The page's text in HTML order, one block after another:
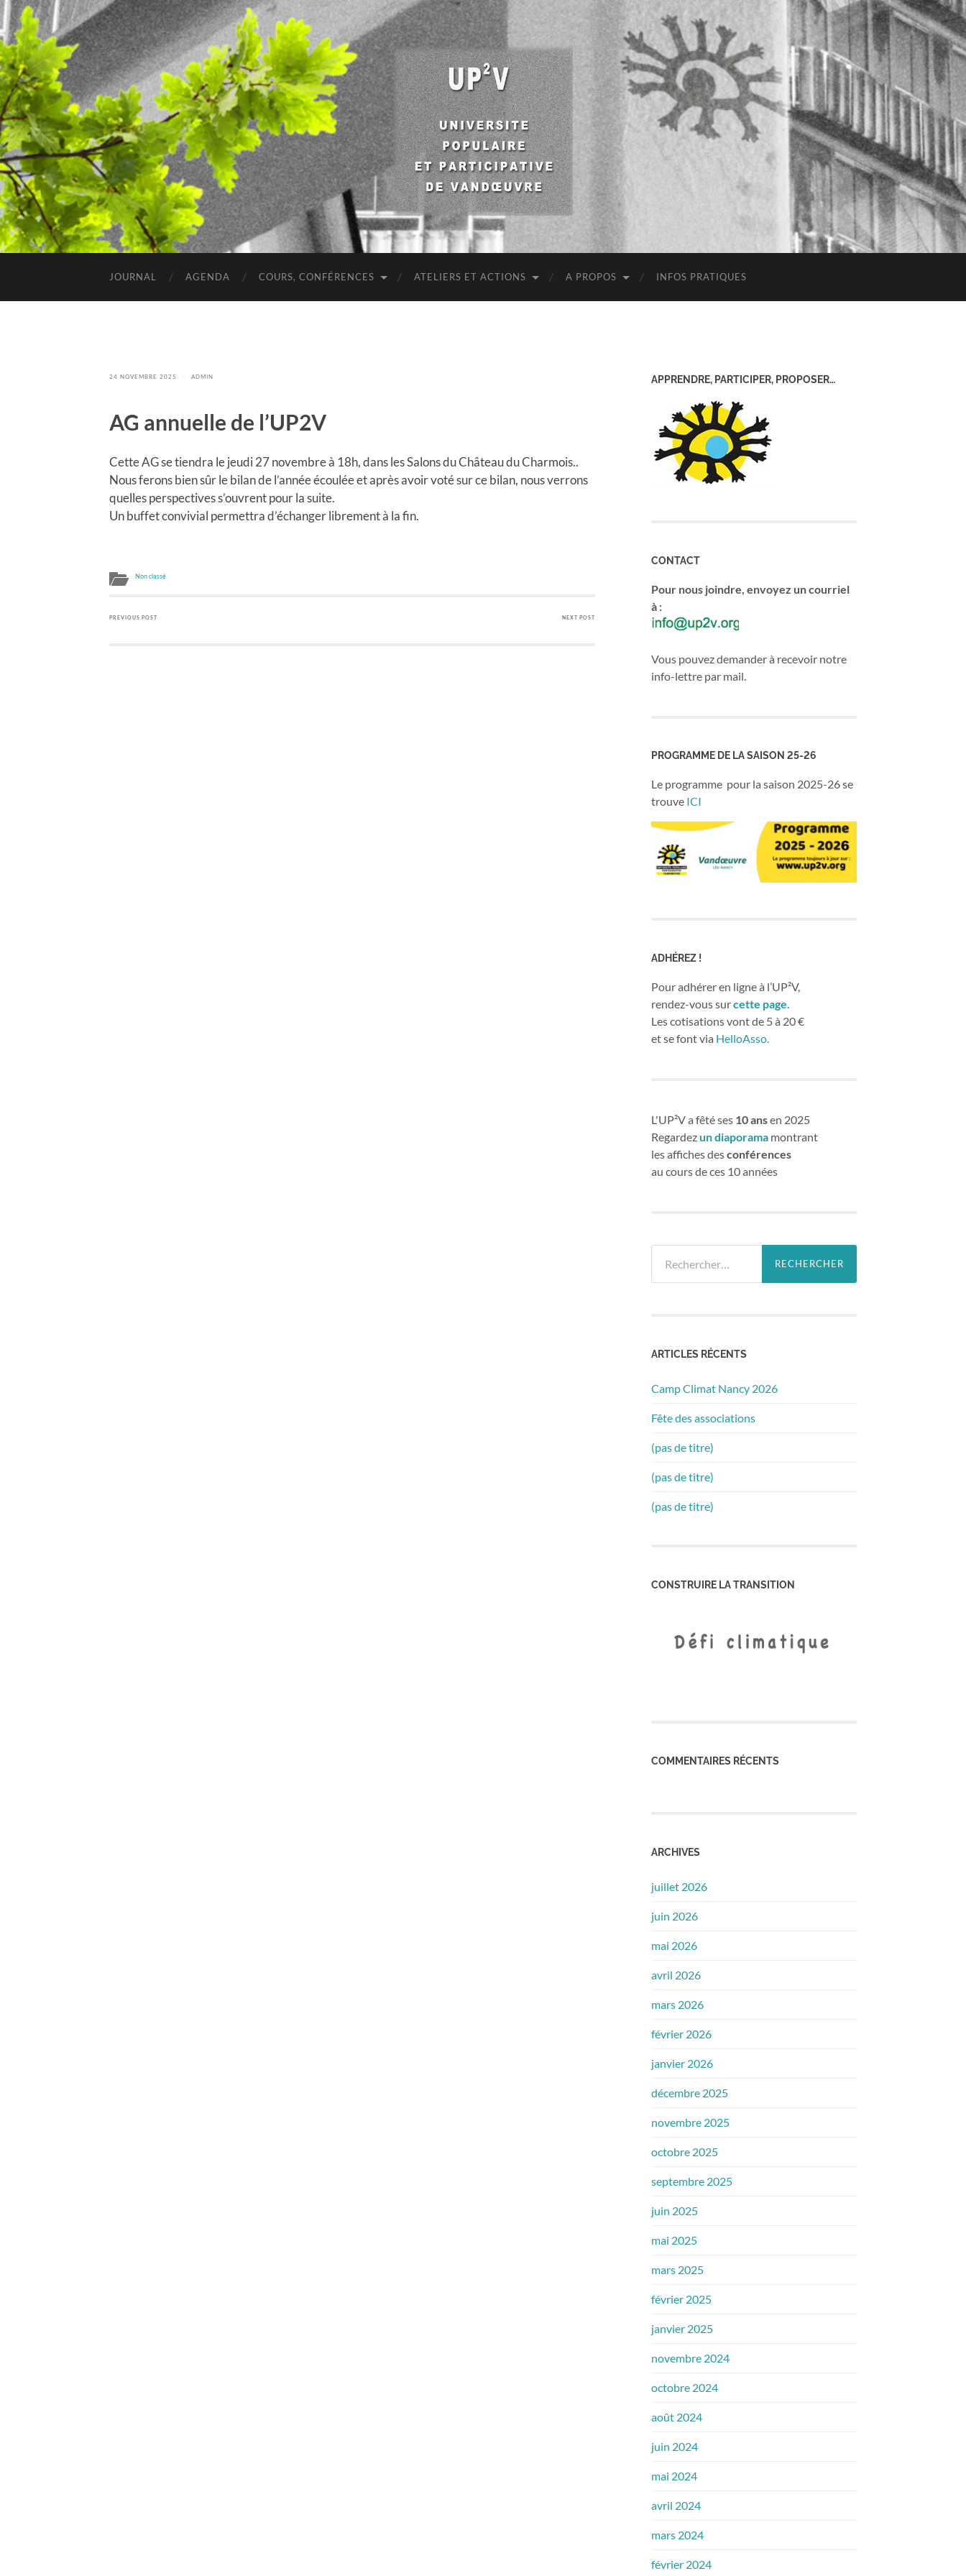
UP2V
JOURNAL AGENDA COURS, CONFÉRENCES ATELIERS ET ACTIONS A PROPOS INFOS PRATIQUES
24 NOVEMBRE 2025 ADMIN
AG annuelle de l’UP2V
Cette AG se tiendra le jeudi 27 novembre à 18h, dans les Salons du Château du Charmois..
Nous ferons bien sûr le bilan de l’année écoulée et après avoir voté sur ce bilan, nous verrons
quelles perspectives s’ouvrent pour la suite.
Un buffet convivial permettra d’échanger librement à la fin.
Non classé
PREVIOUS POST NEXT POST
APPRENDRE, PARTICIPER, PROPOSER…
CONTACT
Pour nous joindre, envoyez un courriel
à :
Vous pouvez demander à recevoir notre
info-lettre par mail.
PROGRAMME DE LA SAISON 25-26
Le programme pour la saison 2025-26 se
trouve ICI
ADHÉREZ !
Pour adhérer en ligne à l’UP²V,
rendez-vous surcette page.
Les cotisations vont de 5 à 20 €
et se font via HelloAsso.
L'UP²V a fêté ses 10 ansen 2025
Regardezun diaporama montrant
les affiches desconférences
au cours de ces 10 années
ARTICLES RÉCENTS
Camp Climat Nancy 2026
Fête des associations
(pas de titre)
(pas de titre)
(pas de titre)
CONSTRUIRE LA TRANSITION
COMMENTAIRES RÉCENTS
ARCHIVES
juillet 2026
juin 2026
mai 2026
avril 2026
mars 2026
février 2026
janvier 2026
décembre 2025
novembre 2025
octobre 2025
septembre 2025
juin 2025
mai 2025
mars 2025
février 2025
janvier 2025
novembre 2024
octobre 2024
août 2024
juin 2024
mai 2024
avril 2024
mars 2024
février 2024